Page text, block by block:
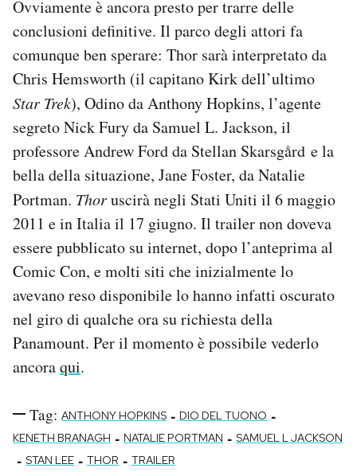
Ovviamente è ancora presto per trarre delle
conclusioni definitive. Il parco degli attori fa
comunque ben sperare: Thor sarà interpretato da
Chris Hemsworth (il capitano Kirk dell’ultimo
Star Trek), Odino da Anthony Hopkins, l’agente
segreto Nick Fury da Samuel L. Jackson, il
professore Andrew Ford da Stellan Skarsgård e la
bella della situazione, Jane Foster, da Natalie
Portman. Thoruscirà negli Stati Uniti il 6 maggio
2011 e in Italia il 17 giugno. Il trailer non doveva
essere pubblicato su internet, dopo l’anteprima al
Comic Con, e molti siti che inizialmente lo
avevano reso disponibile lo hanno infatti oscurato
nel giro di qualche ora su richiesta della
Panamount. Per il momento è possibile vederlo
ancoraqui.
Tag: ANTHONY HOPKINS - DIO DEL TUONO -
KENETH BRANAGH - NATALIE PORTMAN - SAMUEL L JACKSON
- STAN LEE - THOR - TRAILER